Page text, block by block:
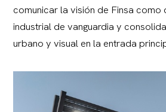
comunicar la visión de Finsa
industrial de vanguardia y
urbano y visual en la entrada